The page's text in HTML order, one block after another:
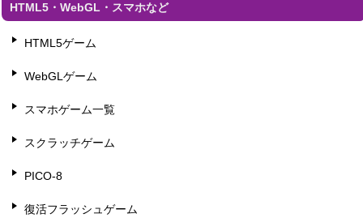
HTML5・WebGL・スマホなど
HTML5ゲーム
WebGLゲーム
スマホゲーム一覧
スクラッチゲーム
PICO-8
復活フラッシュゲーム